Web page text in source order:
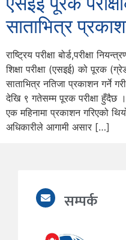
साताभित्र
राष्ट्रिय परीक्षा बोर्ड,परीक्षा
शिक्षा परीक्षा (एसइई) को पूरक
साताभित्र नतिजा प्रकाशन गर्ने
देखि ९ गतेसम्म पूरक परीक्षा हुँदैछ
एक महिनामा प्रकाशन गरिएको
अधिकारीले आगामी असार […]
सम्पर्क